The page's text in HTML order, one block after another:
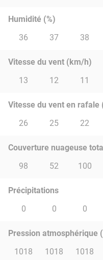
Humidité (%)
36
37 38
Vitesse du vent (km/h)
13
12 11
Vitesse du vent en rafale
26
25 22
Couverture nuageuse
98
52 100
Précipitations
0
0 0
Pression atmosphérique
1018
1018 1018